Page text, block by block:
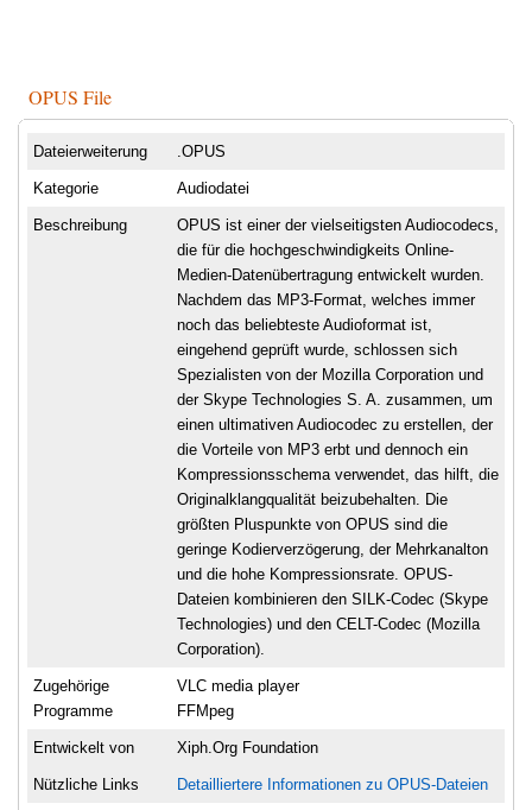
OPUS File
Dateierweiterung .OPUS
Kategorie Audiodatei
Beschreibung
OPUS ist einer der vielseitigsten Audiocodecs,
die für die hochgeschwindigkeits Online-
Medien-Datenübertragung entwickelt wurden.
Nachdem das MP3-Format, welches immer
noch das beliebteste Audioformat ist,
eingehend geprüft wurde, schlossen sich
Spezialisten von der Mozilla Corporation und
der Skype Technologies S. A. zusammen, um
einen ultimativen Audiocodec zu erstellen, der
die Vorteile von MP3 erbt und dennoch ein
Kompressionsschema verwendet, das hilft, die
Originalklangqualität beizubehalten. Die
größten Pluspunkte von OPUS sind die
geringe Kodierverzögerung, der Mehrkanalton
und die hohe Kompressionsrate. OPUS-
Dateien kombinieren den SILK-Codec (Skype
Technologies) und den CELT-Codec (Mozilla
Corporation).
Zugehörige
Programme
VLC media player
FFMpeg
Entwickelt von Xiph.Org Foundation
Nützliche Links Detailliertere Informationen zu OPUS-Dateien